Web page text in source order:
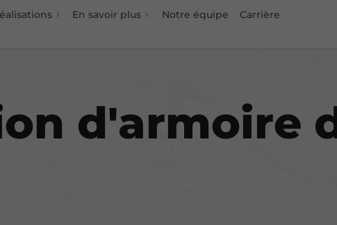
En savoir plus Notre équipe
Carrière
d'armoire